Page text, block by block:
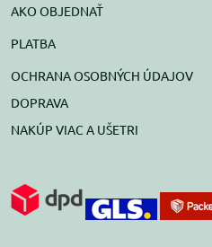
AKO OBJEDNAŤ
PLATBA
OCHRANA OSOBNÝCH ÚDAJOV
DOPRAVA
NAKÚP VIAC A UŠETRI